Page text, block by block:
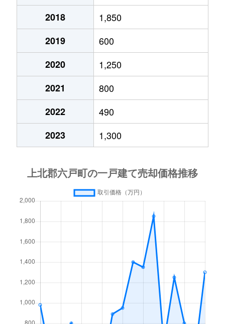
2018
1,850
2019
600
2020
1,250
2021
800
2022
490
2023
1,300